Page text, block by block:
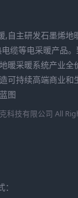
,自主研发石墨烯
缆等电采暖产品
暖采暖系统产业全
可持续高端商业和
图
科技有限公司 All